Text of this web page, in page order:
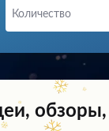
Количество